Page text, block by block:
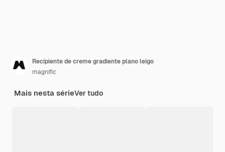
Recipiente de creme gradiente plano leigo
magnific
Mais nesta sérieVer tudo